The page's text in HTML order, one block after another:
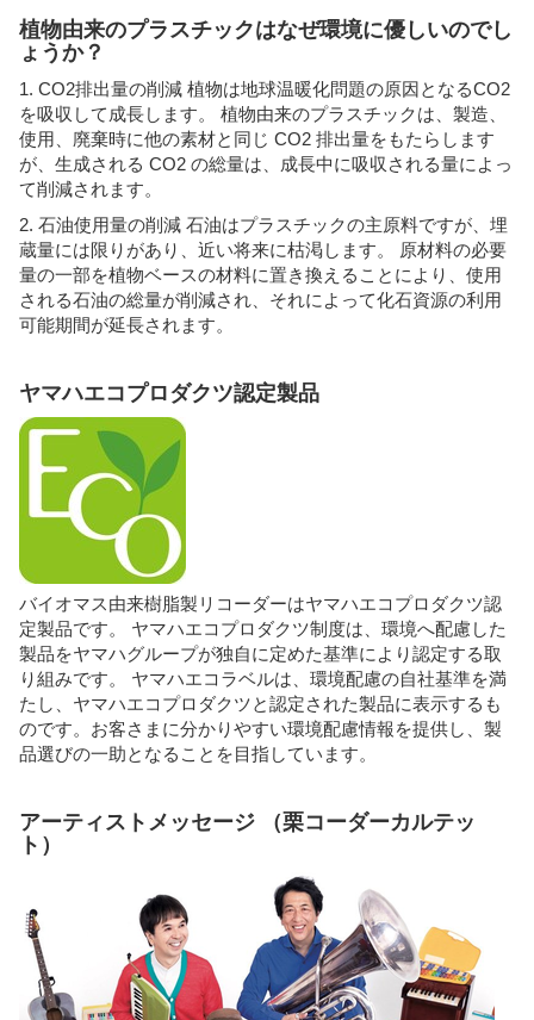
植物由来のプラスチックはなぜ環境に優しいのでし
ょうか？
1. CO2排出量の削減 植物は地球温暖化問題の原因となるCO2
を吸収して成長します。 植物由来のプラスチックは、製造、
使用、廃棄時に他の素材と同じ CO2 排出量をもたらします
が、生成される CO2 の総量は、成長中に吸収される量によっ
て削減されます。
2. 石油使用量の削減 石油はプラスチックの主原料ですが、埋
蔵量には限りがあり、近い将来に枯渇します。 原材料の必要
量の一部を植物ベースの材料に置き換えることにより、使用
される石油の総量が削減され、それによって化石資源の利用
可能期間が延長されます。
ヤマハエコプロダクツ認定製品
バイオマス由来樹脂製リコーダーはヤマハエコプロダクツ認
定製品です。 ヤマハエコプロダクツ制度は、環境へ配慮した
製品をヤマハグループが独自に定めた基準により認定する取
り組みです。 ヤマハエコラベルは、環境配慮の自社基準を満
たし、ヤマハエコプロダクツと認定された製品に表示するも
のです。お客さまに分かりやすい環境配慮情報を提供し、製
品選びの一助となることを目指しています。
アーティストメッセージ （栗コーダーカルテッ
ト）